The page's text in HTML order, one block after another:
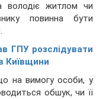
володіє житлом чи
повинна бути
ГПУ розслідувати
Київщини
на вимогу особи, у
обшук, чи її